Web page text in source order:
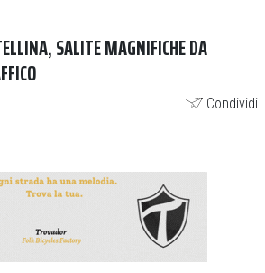
SALITE MAGNIFICHE DA
Condividi